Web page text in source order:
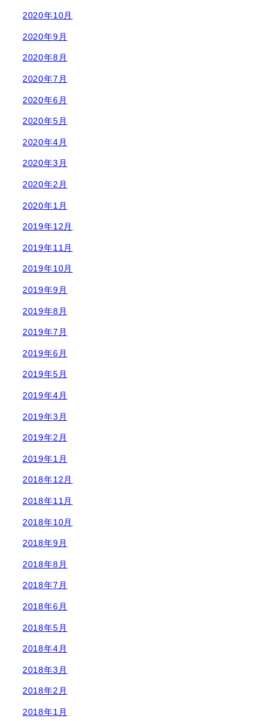
2020年10月
2020年9月
2020年8月
2020年7月
2020年6月
2020年5月
2020年4月
2020年3月
2020年2月
2020年1月
2019年12月
2019年11月
2019年10月
2019年9月
2019年8月
2019年7月
2019年6月
2019年5月
2019年4月
2019年3月
2019年2月
2019年1月
2018年12月
2018年11月
2018年10月
2018年9月
2018年8月
2018年7月
2018年6月
2018年5月
2018年4月
2018年3月
2018年2月
2018年1月